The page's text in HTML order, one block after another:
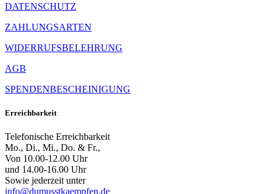
DATENSCHUTZ
ZAHLUNGSARTEN
WIDERRUFSBELEHRUNG
AGB
SPENDENBESCHEINIGUNG
Erreichbarkeit
Telefonische Erreichbarkeit
Mo., Di., Mi., Do. & Fr.,
Von 10.00-12.00 Uhr
und 14.00-16.00 Uhr
Sowie jederzeit unter
info@dumusstkaempfen.de